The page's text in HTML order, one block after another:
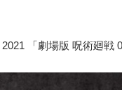
「劇場版 呪術廻戦